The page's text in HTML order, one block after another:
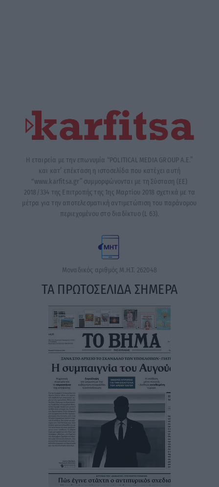
Η εταιρεία με την επωνυμία “POLITICAL MEDIA GROUP A.E.”
και κατ’ επέκταση η ιστοσελίδα που κατέχει αυτή
“www.karfitsa.gr” συμμορφώνονται με τη Σύσταση (ΕΕ)
2018/334 της Επιτροπής της 1ης Μαρτίου 2018 σχετικά με τα
μέτρα για την αποτελεσματική αντιμετώπιση του παράνομου
περιεχομένου στο διαδίκτυο (L 63).
Μοναδικός αριθμός Μ.Η.Τ. 262048
ΤΑ ΠΡΩΤΟΣΕΛΙΔΑ ΣΗΜΕΡΑ